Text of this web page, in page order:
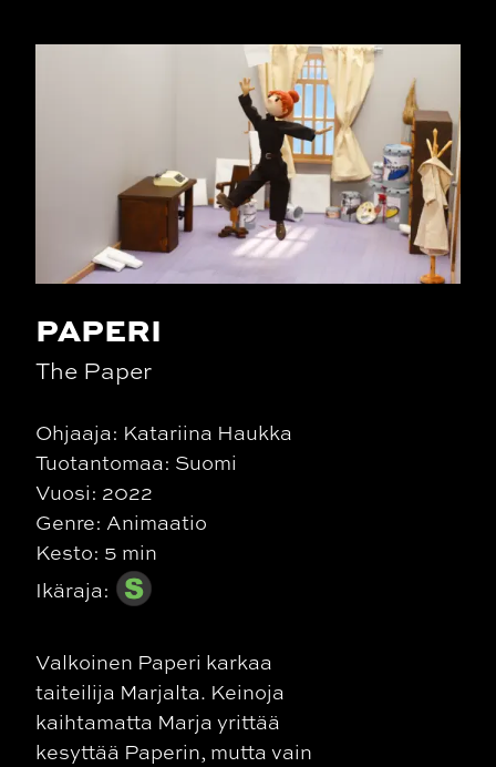
PAPERI
The Paper
Ohjaaja: Katariina Haukka
Tuotantomaa: Suomi
Vuosi: 2022
Genre: Animaatio
Kesto: 5 min
Ikäraja:
Valkoinen Paperi karkaa
taiteilija Marjalta. Keinoja
kaihtamatta Marja yrittää
kesyttää Paperin, mutta vain